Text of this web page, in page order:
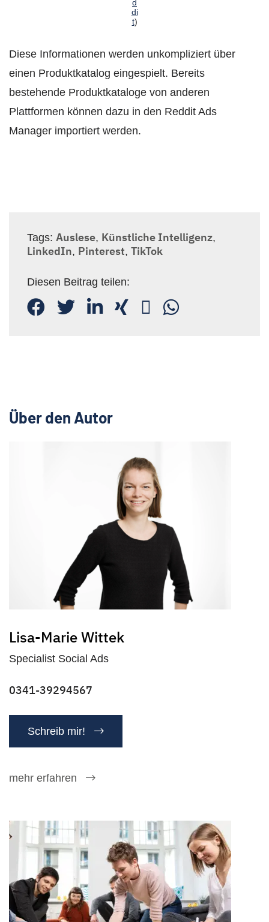
d
di
t)
Diese Informationen werden unkompliziert über
einen Produktkatalog eingespielt. Bereits
bestehende Produktkataloge von anderen
Plattformen können dazu in den Reddit Ads
Manager importiert werden.
Tags: Auslese, Künstliche Intelligenz,
LinkedIn, Pinterest, TikTok
Diesen Beitrag teilen:
Über den Autor
Lisa-Marie Wittek
Specialist Social Ads
0341-39294567
Schreib mir!
mehr erfahren